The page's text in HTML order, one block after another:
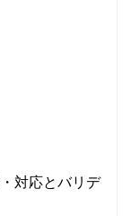
対応とバリデ